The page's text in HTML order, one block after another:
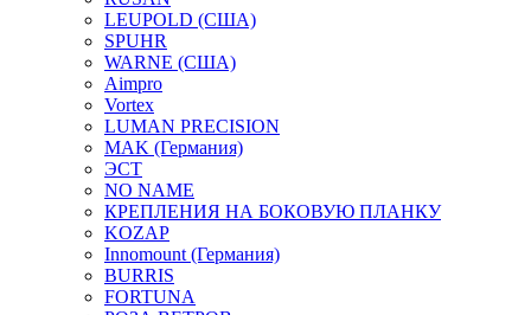
LEUPOLD (США)
SPUHR
WARNE (США)
Aimpro
Vortex
LUMAN PRECISION
MAK (Германия)
ЭСТ
NO NAME
КРЕПЛЕНИЯ НА БОКОВУЮ ПЛАНКУ
KOZAP
Innomount (Германия)
BURRIS
FORTUNA